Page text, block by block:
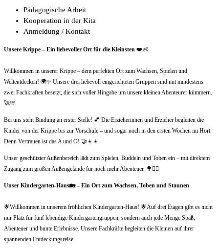
Pädagogische Arbeit
Kooperation in der Kita
Anmeldung / Kontakt
Unsere Krippe – Ein liebevoller Ort für die Kleinsten ❤️👶
Willkommen in unserer Krippe – dem perfekten Ort zum Wachsen, Spielen und
Weltentdecken! 🌍✨ Unsere drei liebevoll eingerichteten Gruppen sind mit mindestens
zwei Fachkräften besetzt, die sich voller Hingabe um unsere kleinen Abenteurer kümmern.
🚀💛
Bei uns steht Bindung an erster Stelle! 💕 Die Erzieherinnen und Erzieher begleiten die
Kinder von der Krippe bis zur Vorschule – und sogar noch in den ersten Wochen im Hort.
Denn Vertrauen ist das A und O! 🤝👦👧
Unser geschützter Außenbereich lädt zum Spielen, Buddeln und Toben ein – mit direktem
Zugang zum großen Außengelände für noch mehr Abenteuer. 🌳🏃‍♂️
Unser Kindergarten-Haus🏡 – Ein Ort zum Wachsen, Toben und Staunen
🌟Willkommen in unserem fröhlichen Kindergarten-Haus! 🌟Auf drei Etagen gibt es nicht
nur Platz für fünf lebendige Kindergartengruppen, sondern auch jede Menge Spaß,
Abenteuer und bunte Erlebnisse. Unsere Fachkräfte begleiten die Kleinen auf ihrer
spannenden Entdeckungsreise.